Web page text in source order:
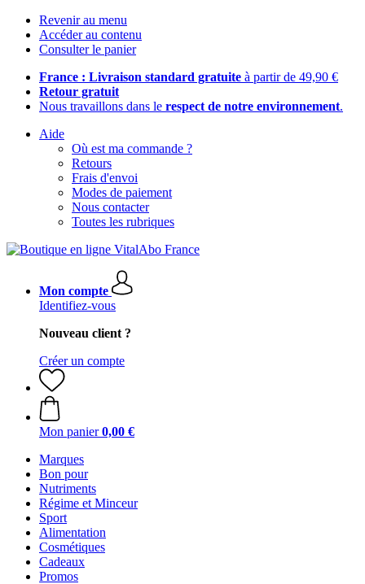
Revenir au menu
Accéder au contenu
Consulter le panier
France : Livraison standard gratuite à partir de 49,90 €
Retour gratuit
Nous travaillons dans le respect de notre environnement.
Aide
Où est ma commande ?
Retours
Frais d'envoi
Modes de paiement
Nous contacter
Toutes les rubriques
Mon compte
Identifiez-vous
Nouveau client ?
Créer un compte
Mon panier 0,00 €
Marques
Bon pour
Nutriments
Régime et Minceur
Sport
Alimentation
Cosmétiques
Cadeaux
Promos